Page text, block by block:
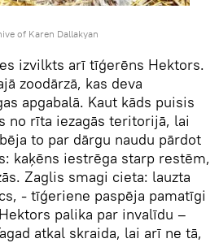
of Karen Dallakyan
izvilkts arī tīģerēns Hektors.
zoodārzā, kas deva
apgabalā. Kaut kāds puisis
no rīta iezagās teritorijā, lai
to par dārgu naudu pārdot
kaķēns iestrēga starp restēm,
Zaglis smagi cieta: lauzta
- tīģeriene paspēja pamatīgi
palika par invalīdu –
atkal skraida, lai arī ne tā,